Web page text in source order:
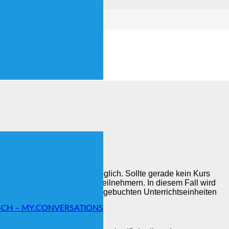
– MY.CONVERSATIONS
später jeweils montags möglich. Sollte gerade kein Kurs
auch bei weniger als 3 Teilnehmern. In diesem Fall wird
Personen werden 2/3 der gebuchten Unterrichtseinheiten